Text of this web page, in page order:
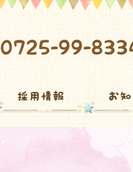
0725-99-
採用情報 お